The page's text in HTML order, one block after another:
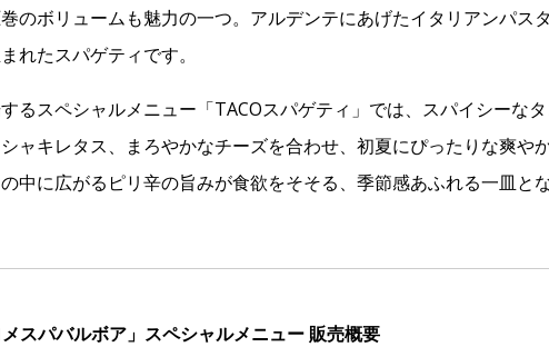
のボリュームも魅力の一つ。アルデンテにあげたイタリアンパス
れたスパゲティです。
るスペシャルメニュー「TACOスパゲティ」では、スパイシーな
ャキレタス、まろやかなチーズを合わせ、初夏にぴったりな爽や
中に広がるピリ辛の旨みが食欲をそそる、季節感あふれる一皿とな
スパバルボア」スペシャルメニュー 販売概要